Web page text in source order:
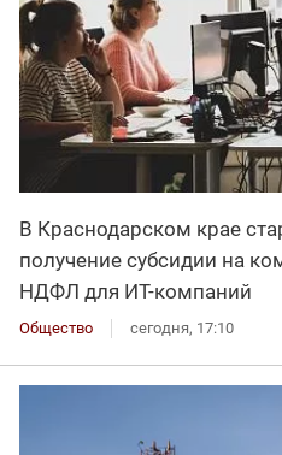
В Краснодарском крае
получение субсидии на
НДФЛ для ИT-компаний
Общество сегодня, 17:10